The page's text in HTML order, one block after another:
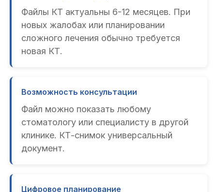
Файлы КТ актуальны 6-12 месяцев. При
новых жалобах или планировании
сложного лечения обычно требуется
новая КТ.
Возможность консультации
Файл можно показать любому
стоматологу или специалисту в другой
клинике. КТ-снимок универсальный
документ.
Цифровое планирование